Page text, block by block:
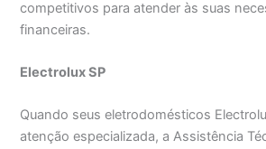
competitivos para atender às suas
financeiras.
Electrolux SP
Quando seus eletrodomésticos
atenção especializada, a Assistência